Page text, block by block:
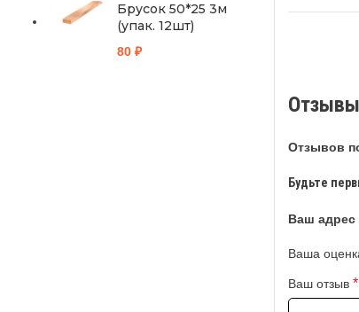
Отзывы
Отзывов
Будьте
Ваш адрес
Ваша
Ваш отзыв *
Брусок 50*25 3м
(упак. 12шт)
80 ₽